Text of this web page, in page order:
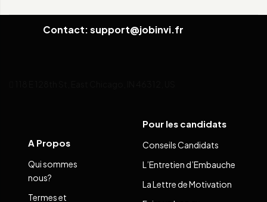
Contact: support@jobinvi.fr
A Propos
Qui sommes
nous?
Termes et
Pour les candidats
Conseils Candidats
L’Entretien d’Embauche
La Lettre de Motivation